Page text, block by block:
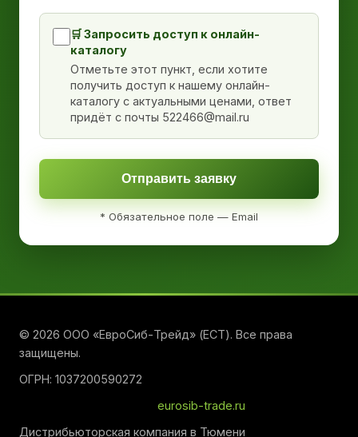
🛒 Запросить доступ к онлайн-
каталогу
Отметьте этот пункт, если хотите
получить доступ к нашему онлайн-
каталогу с актуальными ценами, ответ
придёт с почты 522466@mail.ru
Отправить заявку
* Обязательное поле — Email
© 2026 ООО «ЕвроСиб-Трейд» (ЕСТ). Все права
защищены.
ОГРН: 1037200590272
eurosib-trade.ru
Дистрибьюторская компания в Тюмени